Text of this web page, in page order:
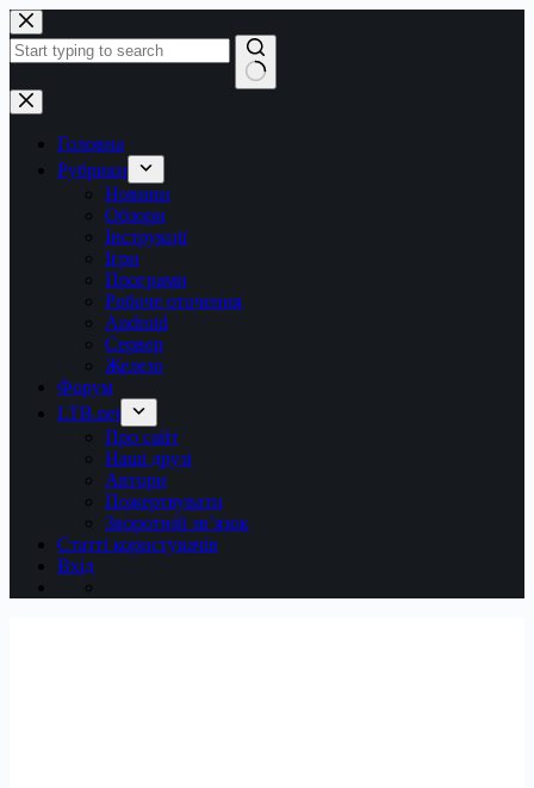
Перейти
до
вмісту
Немає
результатів
Головна
Рубрики
Новини
Обзори
Інструкції
Ігри
Програми
Робоче оточення
Android
Сервер
Железо
Форум
LTB.net
Про сайт
Наші друзі
Автори
Пожертвувати
Зворотній зв’язок
Статті користувачів
Вхід